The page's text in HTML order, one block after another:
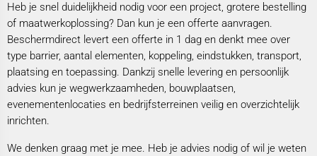
Heb je snel duidelijkheid nodig voor een project, grotere bestelling
of maatwerkoplossing? Dan kun je een offerte aanvragen.
Beschermdirect levert een offerte in 1 dag en denkt mee over
type barrier, aantal elementen, koppeling, eindstukken, transport,
plaatsing en toepassing. Dankzij snelle levering en persoonlijk
advies kun je wegwerkzaamheden, bouwplaatsen,
evenementenlocaties en bedrijfsterreinen veilig en overzichtelijk
inrichten.
We denken graag met je mee. Heb je advies nodig of wil je weten